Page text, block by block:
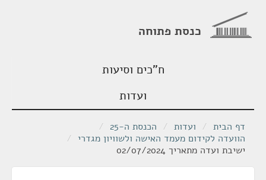
כנסת פתוחה
ח"כים וסיעות
ועדות
דף הבית / ועדות / הכנסת ה-25
/
הוועדה לקידום מעמד האישה ולשוויון מגדרי /
ישיבת ועדה מתאריך 02/07/2024